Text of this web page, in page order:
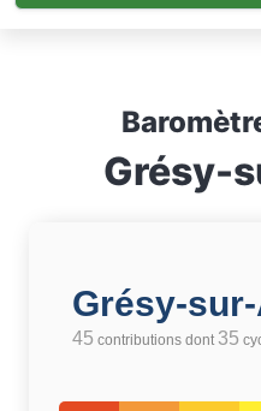
Grésy-
Grésy-
45 contributions dont 35